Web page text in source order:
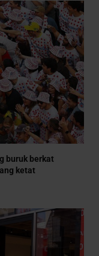
buruk berkat
ketat